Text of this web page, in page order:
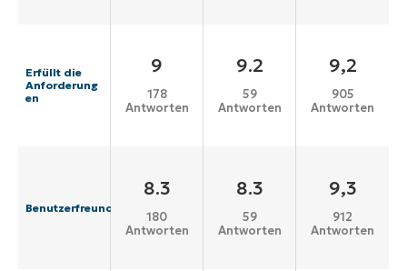
Erfüllt die
Anforderung
en
9
178
Antworten
9.2
59
Antworten
9,2
905
Antworten
Benutzerfreundlichkeit
8.3
180
Antworten
8.3
59
Antworten
9,3
912
Antworten